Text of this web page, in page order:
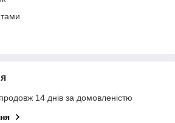
14 днів за домовленістю